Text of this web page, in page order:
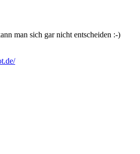
man sich gar nicht entscheiden :-)